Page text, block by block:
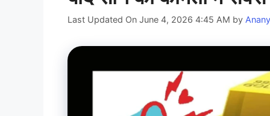
Last Updated On June 4, 2026 4:45 AM by